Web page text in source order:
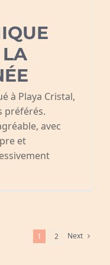
à Playa Cristal,
préférés.
avec
et
1 2 Next